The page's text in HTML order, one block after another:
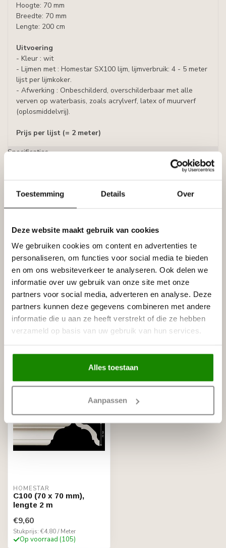
Toestemming Details Over
Deze website maakt gebruik van cookies
We gebruiken cookies om content en advertenties te
personaliseren, om functies voor social media te bieden
en om ons websiteverkeer te analyseren. Ook delen we
informatie over uw gebruik van onze site met onze
partners voor social media, adverteren en analyse. Deze
partners kunnen deze gegevens combineren met andere
informatie die u aan ze heeft verstrekt of die ze hebben
verzameld op basis van uw gebruik van hun services.
Alles toestaan
Aanpassen
Hoogte: 70 mm
Breedte: 70 mm
Lengte: 200 cm
Uitvoering
- Kleur : wit
- Lijmen met : Homestar SX100 lijm, lijmverbruik: 4 - 5 meter
lijst per lijmkoker.
- Afwerking : Onbeschilderd, overschilderbaar met alle
verven op waterbasis, zoals acrylverf, latex of muurverf
(oplosmiddelvrij).
Prijs per lijst (= 2 meter)
Specificaties
Gerelateerde producten
HOMESTAR
Homestar Lijmkoker SX100 (490
g)
Op voorraad
€8,95
HOMESTAR
Homestar SET Polystyreenzaag
en Verstekbak (ZAAG +
VERSTEKBAK)
Op voorraad
€30,00
HOMESTAR
C100 (70 x 70 mm),
lengte 2 m
€9,60
Stukprijs: €4,80 / Meter
Op voorraad (105)